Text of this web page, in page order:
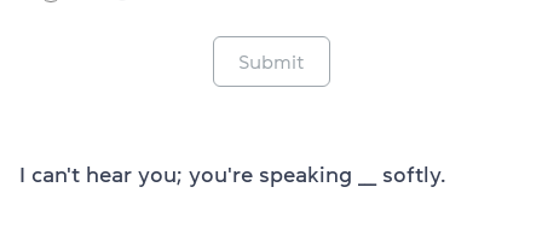
Submit
I can't hear you; you're speaking ___ softly.